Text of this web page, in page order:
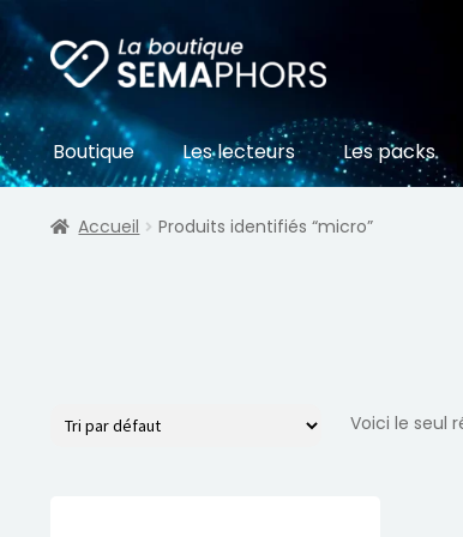
Aller
à
la
navigation
Aller
au
contenu
Boutique Les lecteurs Les packs
Accueil Produits identifiés “micro”
Voici le seul